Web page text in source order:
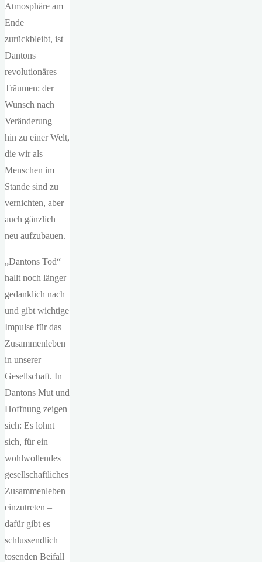
Atmosphäre am
Ende
zurückbleibt, ist
Dantons
revolutionäres
Träumen: der
Wunsch nach
Veränderung
hin zu einer Welt,
die wir als
Menschen im
Stande sind zu
vernichten, aber
auch gänzlich
neu aufzubauen.
„Dantons Tod“
hallt noch länger
gedanklich nach
und gibt wichtige
Impulse für das
Zusammenleben
in unserer
Gesellschaft. In
Dantons Mut und
Hoffnung zeigen
sich: Es lohnt
sich, für ein
wohlwollendes
gesellschaftliches
Zusammenleben
einzutreten –
dafür gibt es
schlussendlich
tosenden Beifall